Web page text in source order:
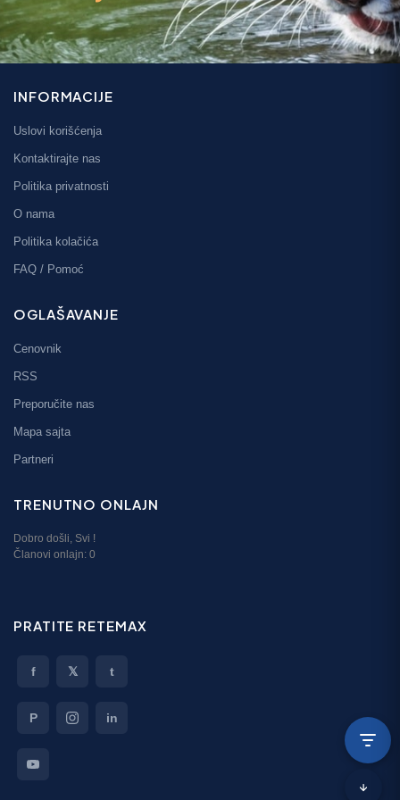
INFORMACIJE
Uslovi korišćenja
Kontaktirajte nas
Politika privatnosti
O nama
Politika kolačića
FAQ / Pomoć
OGLAŠAVANJE
Cenovnik
RSS
Preporučite nas
Mapa sajta
Partneri
TRENUTNO ONLAJN
Dobro došli, Svi !
Članovi onlajn: 0
PRATITE RETEMAX
f 𝕏 t
P in